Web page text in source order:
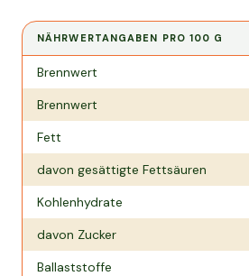
NÄHRWERTANGABEN PRO100 G
Nährwertangaben pro
Brennwert
Brennwert
Fett
davon gesättigte Fettsäuren
Kohlenhydrate
davon Zucker
Ballaststoffe